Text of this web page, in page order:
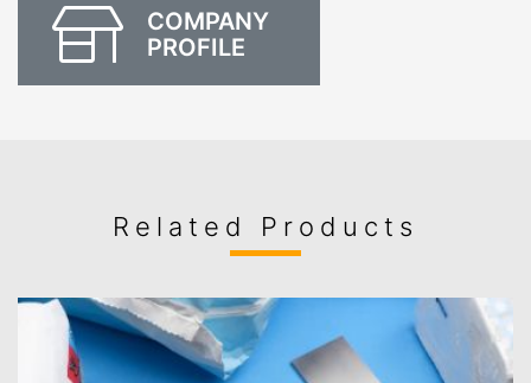
COMPANY
PROFILE
Related Products